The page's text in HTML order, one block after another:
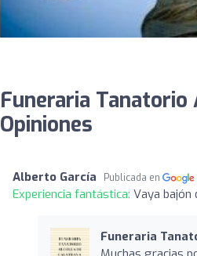
Funeraria Tanatorio
Opiniones
Alberto García Publicada en
Experiencia fantástica: Vaya bajón
Funeraria